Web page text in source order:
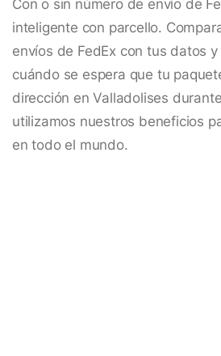
Con o sin número de envío de
inteligente con parcello.
envíos de FedEx con tus datos
cuándo se espera que tu
dirección en Valladolises
utilizamos nuestros beneficios
en todo el mundo.